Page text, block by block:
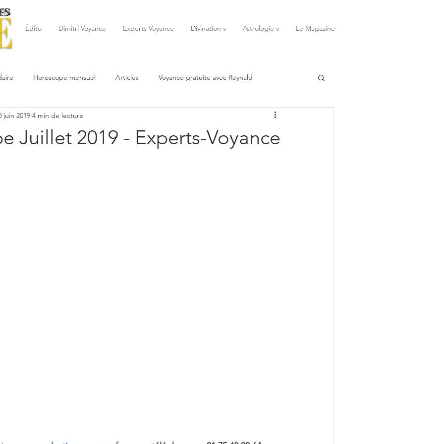
Édito Dimitri Voyance Experts Voyance Divination v Astrologie v Le Magazine
Horoscope mensuel Articles Voyance gratuite avec Reynald
de la semaine Astrologie
Juillet 2019 - Experts-Voyance
juin 2019 4 min de lecture